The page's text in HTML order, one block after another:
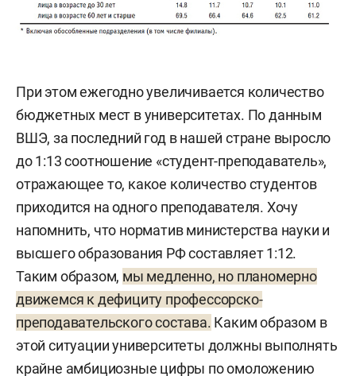
При этом ежегодно увеличивается количество
бюджетных мест в университетах. По данным
ВШЭ, за последний год в нашей стране выросло
до 1:13 соотношение «студент-преподаватель»,
отражающее то, какое количество студентов
приходится на одного преподавателя. Хочу
напомнить, что норматив министерства науки и
высшего образования РФ составляет 1:12.
Таким образом, мы медленно, но планомерно
движемся к дефициту профессорско-
преподавательского состава. Каким образом в
этой ситуации университеты должны выполнять
крайне амбициозные цифры по омоложению